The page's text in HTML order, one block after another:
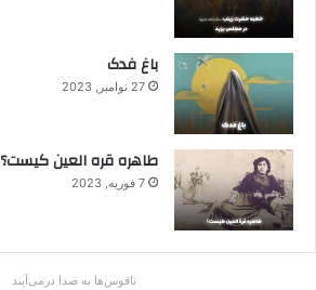
باغ فدک
27 نوامبر, 2023
طاهره قره العین کیست؟
7 فوریه, 2023
ناقوس‌ها به صدا در‌می‌آیند